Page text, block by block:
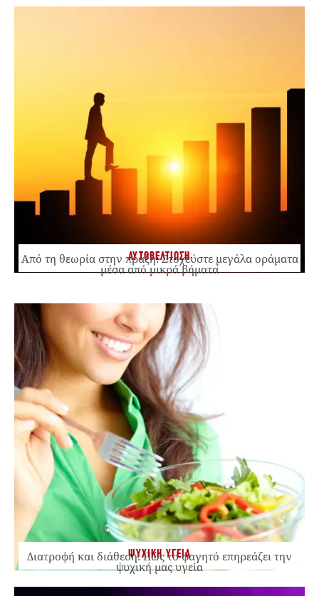
ΑΥΤΟΒΕΛΤΙΩΣΗ
Από τη θεωρία στην πράξη: Στοχεύστε μεγάλα οράματα
μέσα από μικρά βήματα
ΨΥΧΙΚΗ ΥΓΕΙΑ
Διατροφή και διάθεση: Πώς το φαγητό επηρεάζει την
ψυχική μας υγεία